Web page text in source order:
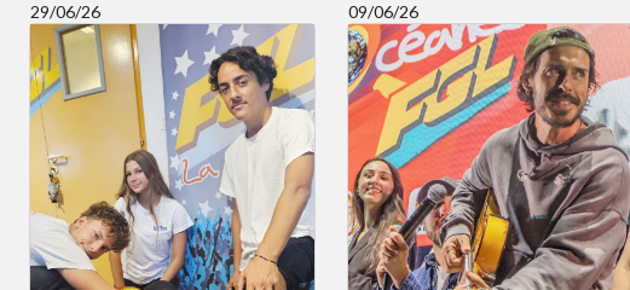
29/06/26 09/06/26